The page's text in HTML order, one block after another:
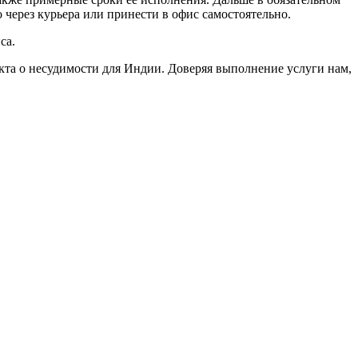
курьера или принести в офис самостоятельно.
о несудимости для Индии. Доверяя выполнение услуги нам,